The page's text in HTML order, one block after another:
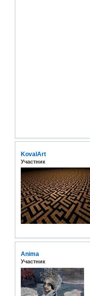
KovalArt
Участник
Anima
Участник